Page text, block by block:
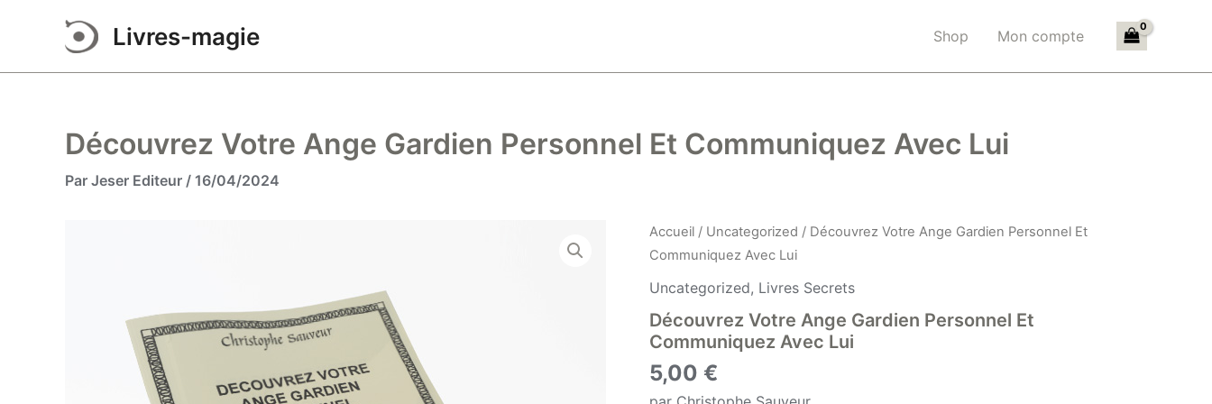
Livres-magie Shop Mon compte
Découvrez Votre Ange Gardien Personnel Et Communiquez Avec Lui
Par Jeser Editeur / 16/04/2024
Accueil / Uncategorized / Découvrez Votre Ange Gardien Personnel Et
Communiquez Avec Lui
Uncategorized, Livres Secrets
Découvrez Votre Ange Gardien Personnel Et
Communiquez Avec Lui
5,00 €